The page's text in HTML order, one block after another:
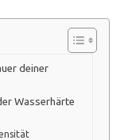
deiner
Wasserhärte